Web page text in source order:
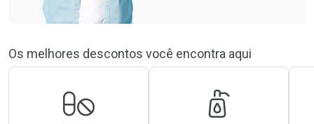
Os melhores descontos você encontra aqui